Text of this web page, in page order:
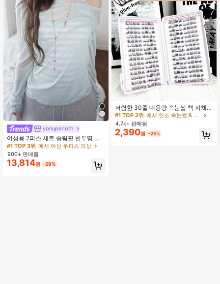
yohuperloth
여성용 2피스 세트 슬림핏 반투명 스
파게티 스트랩 스트라이프 캐미솔 탑
우아한
#1 TOP 3위 에서 여성 투피스 의상
거의 매진!
#1 TOP 3위 에서 여성 투피스 의상
거의 매진!
#1 TOP 3위 에서 여성 투피스 의상
거의 매진!
#1 TOP 3위 에서 여성 투피스 의상
900+ 판매됨
13,814원 -29%
저렴한 30줄 대용량 속눈썹 책 자체
접착 속눈썹 C컬 속눈썹 만화 속눈썹
고양이 눈 속눈썹 요정 속눈썹 재사용
가능한 접착제 없는 속눈썹 매일 착용
속눈썹
#1 TOP 3위
거의 매진!
#1 TOP 3위
에서 인조 속눈썹 & 접착제
거의 매진!
#1 TOP 3위
에서 인조 속눈썹 & 접착제
거의 매진!
#1 TOP 3위
4.7k+ 판매됨
2,390원 -25%